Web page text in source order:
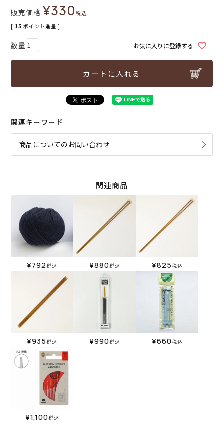
販売価格 ¥330税込
[ 15 ポイント進呈 ]
お気に入りに登録する
カートに入れる
関連キーワード
商品についてのお問い合わせ
関連商品
¥792税込 ¥880税込 ¥825税込
¥935税込 ¥990税込 ¥660税込
¥1,100税込